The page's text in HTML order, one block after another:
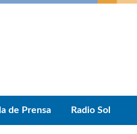
de Prensa Radio Sol